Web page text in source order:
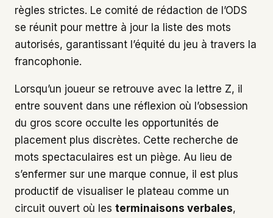
règles strictes. Le comité de rédaction de l’ODS
se réunit pour mettre à jour la liste des mots
autorisés, garantissant l’équité du jeu à travers la
francophonie.
Lorsqu’un joueur se retrouve avec la lettre Z, il
entre souvent dans une réflexion où l’obsession
du gros score occulte les opportunités de
placement plus discrètes. Cette recherche de
mots spectaculaires est un piège. Au lieu de
s’enfermer sur une marque connue, il est plus
productif de visualiser le plateau comme un
circuit ouvert où les terminaisons verbales,